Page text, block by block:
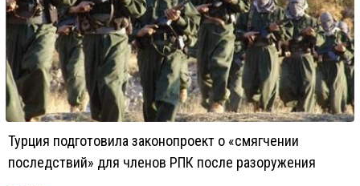
Турция подготовила законопроект о «смягчении
последствий» для членов РПК после разоружения